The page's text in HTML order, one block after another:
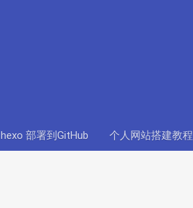
hexo 部署到GitHub 个人网站搭建教程